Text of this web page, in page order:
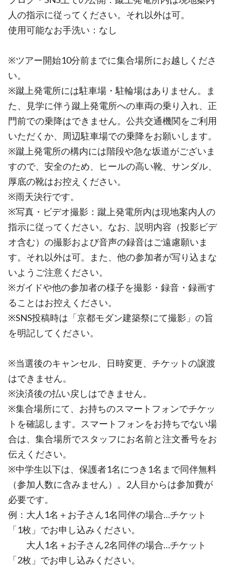
人の指示に従ってください。それ以外は可。
使用可能なお手洗い：なし
※ツアー開始10分前までに集合場所にお越しくださ
い。
※蹴上発電所には駐車場・駐輪場はありません。ま
た、見学に伴う蹴上発電所への車両の乗り入れ、正
門前での乗降はできません。公共交通機関をご利用
いただくか、周辺駐車場での乗降をお願いします。
※蹴上発電所の構内には階段や急な坂道がございま
すので、安全のため、ヒールの高い靴、サンダル、
厚底の靴はお控えください。
※雨天決行です。
※写真・ビデオ撮影：蹴上発電所内は現地案内人の
指示に従ってください。なお、説明内容（投影ビデ
オ含む）の撮影および音声の録音はご遠慮願いま
す。それ以外は可。また、他の参加者が写り込まな
いようご注意ください。
※ガイドや他の参加者の様子を撮影・録音・録画す
ることはお控えください。
※SNS投稿時は「京都モダン建築祭にて撮影」の旨
を明記してください。
※当選後のキャンセル、日時変更、チケットの譲渡
はできません。
※決済後の払い戻しはできません。
※集合場所にて、お持ちのスマートフォンでチケッ
トを確認します。スマートフォンをお持ちでない場
合は、集合場所でスタッフにお名前と注文番号をお
伝えください。
※中学生以下は、保護者1名につき1名まで同伴無料
（参加人数に含みません）。2人目からは参加費が
必要です。
例：大人1名＋お子さん1名同伴の場合…チケット
「1枚」でお申し込みください。
大人1名＋お子さん2名同伴の場合…チケット
「2枚」でお申し込みください。